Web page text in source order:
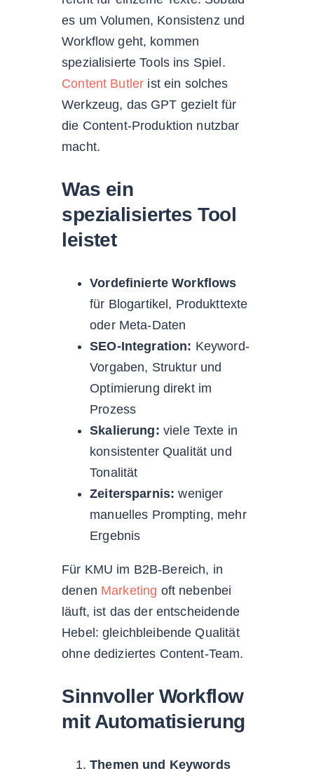
es um Volumen, Konsistenz und
Workflow geht, kommen
spezialisierte Tools ins Spiel.
Content Butler ist ein solches
Werkzeug, das GPT gezielt für
die Content-Produktion nutzbar
macht.
Was ein
spezialisiertes Tool
leistet
Vordefinierte Workflows
für Blogartikel, Produkttexte
oder Meta-Daten
SEO-Integration: Keyword-
Vorgaben, Struktur und
Optimierung direkt im
Prozess
Skalierung: viele Texte in
konsistenter Qualität und
Tonalität
Zeitersparnis: weniger
manuelles Prompting, mehr
Ergebnis
Für KMU im B2B-Bereich, in
denen Marketing oft nebenbei
läuft, ist das der entscheidende
Hebel: gleichbleibende Qualität
ohne dediziertes Content-Team.
Sinnvoller Workflow
mit Automatisierung
Themen und Keywords